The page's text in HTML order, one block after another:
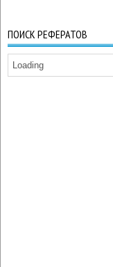
ПОИСК РЕФЕРАТОВ
Loading